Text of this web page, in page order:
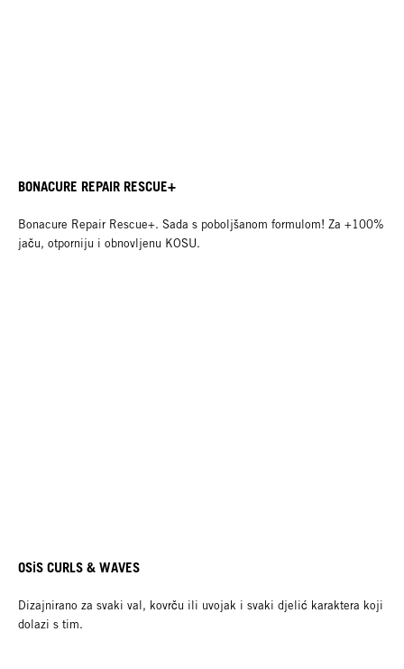
BONACURE REPAIR RESCUE+
Bonacure Repair Rescue+. Sada s poboljšanom formulom! Za +100%
jaču, otporniju i obnovljenu KOSU.
OSiS CURLS & WAVES
Dizajnirano za svaki val, kovrču ili uvojak i svaki djelić karaktera koji
dolazi s tim.